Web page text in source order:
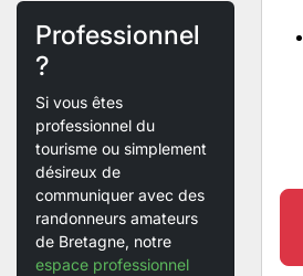
Professionnel
?
Si vous êtes
professionnel du
tourisme ou simplement
désireux de
communiquer avec des
randonneurs amateurs
de Bretagne, notre
espace professionnel